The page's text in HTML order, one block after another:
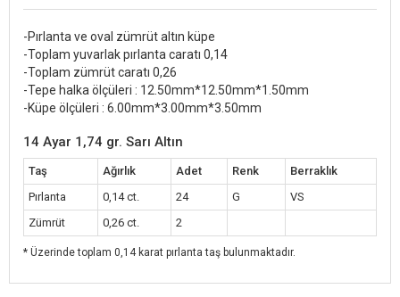
-Pırlanta ve oval zümrüt altın küpe
-Toplam yuvarlak pırlanta caratı 0,14
-Toplam zümrüt caratı 0,26
-Tepe halka ölçüleri : 12.50mm*12.50mm*1.50mm
-Küpe ölçüleri : 6.00mm*3.00mm*3.50mm
14 Ayar 1,74 gr. Sarı Altın
Taş Ağırlık Adet Renk
Berraklık
Pırlanta
0,14 ct. 24 G
VS
Zümrüt
0,26 ct. 2
* Üzerinde toplam 0,14 karat pırlanta taş bulunmaktadır.